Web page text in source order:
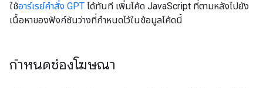
ใช้อาร์เรย์คำสั่ง GPT ได้ทันที เพิ่มโค้ด JavaScript ที่ตามหลังไปยัง
เนื้อหาของฟังก์ชันว่างที่กําหนดไว้ในข้อมูลโค้ดนี้
กําหนดช่องโฆษณา